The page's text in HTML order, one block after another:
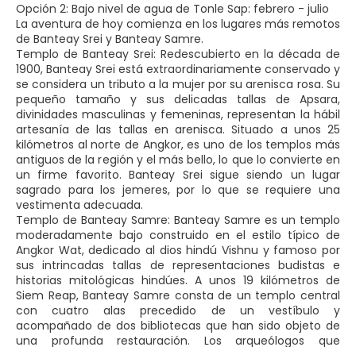
Opción 2: Bajo nivel de agua de Tonle Sap: febrero - julio
La aventura de hoy comienza en los lugares más remotos
de Banteay Srei y Banteay Samre.
Templo de Banteay Srei: Redescubierto en la década de
1900, Banteay Srei está extraordinariamente conservado y
se considera un tributo a la mujer por su arenisca rosa. Su
pequeño tamaño y sus delicadas tallas de Apsara,
divinidades masculinas y femeninas, representan la hábil
artesanía de las tallas en arenisca. Situado a unos 25
kilómetros al norte de Angkor, es uno de los templos más
antiguos de la región y el más bello, lo que lo convierte en
un firme favorito. Banteay Srei sigue siendo un lugar
sagrado para los jemeres, por lo que se requiere una
vestimenta adecuada.
Templo de Banteay Samre: Banteay Samre es un templo
moderadamente bajo construido en el estilo típico de
Angkor Wat, dedicado al dios hindú Vishnu y famoso por
sus intrincadas tallas de representaciones budistas e
historias mitológicas hindúes. A unos 19 kilómetros de
Siem Reap, Banteay Samre consta de un templo central
con cuatro alas precedido de un vestíbulo y
acompañado de dos bibliotecas que han sido objeto de
una profunda restauración. Los arqueólogos que